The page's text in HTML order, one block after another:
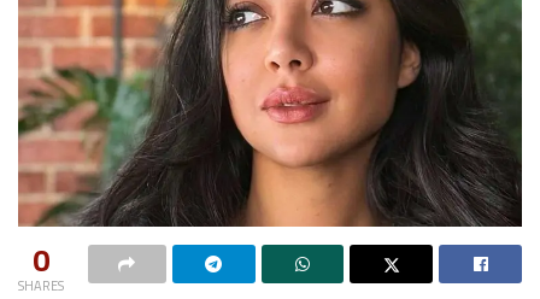
0
SHARES